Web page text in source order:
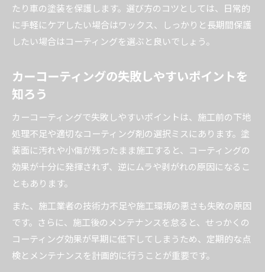
たり車の塗装を保護します。選び方のコツとしては、日常的
に手軽にケアしたい場合はワックス、しっかりと長期間保護
したい場合はコーティングを選ぶと良いでしょう。
カーコーティングの失敗しやすいポイントを
知ろう
カーコーティングで失敗しやすいポイントは、施工前の下地
処理不足や適切なコーティング剤の選択ミスにあります。塗
装面に汚れや小傷が残ったまま施工すると、コーティングの
効果が十分に発揮されず、逆にムラや剥がれの原因になるこ
ともあります。
また、施工業者の技術力不足や施工環境の悪さも失敗の原因
です。さらに、施工後のメンテナンスを怠ると、せっかくの
コーティング効果が早期に低下してしまうため、定期的な点
検とメンテナンスを計画的に行うことが重要です。